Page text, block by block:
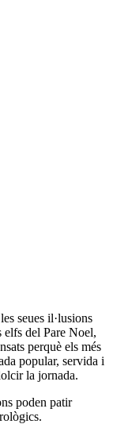
seues il·lusions
elfs del Pare Noel,
perquè els més
popular, servida i
la jornada.
poden patir